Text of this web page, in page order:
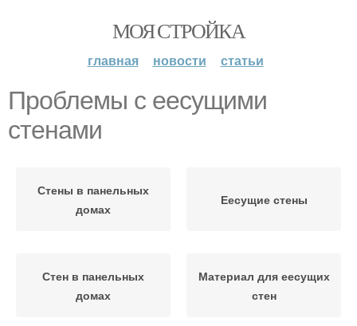
МОЯ СТРОЙКА
главная новости статьи
Проблемы с еесущими
стенами
Стены в панельных
домах
Еесущие стены
Стен в панельных
домах
Материал для еесущих
стен